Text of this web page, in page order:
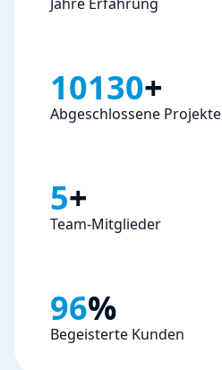
10492+
Abgeschlossene Projekte
5+
Team-Mitglieder
99%
Begeisterte Kunden